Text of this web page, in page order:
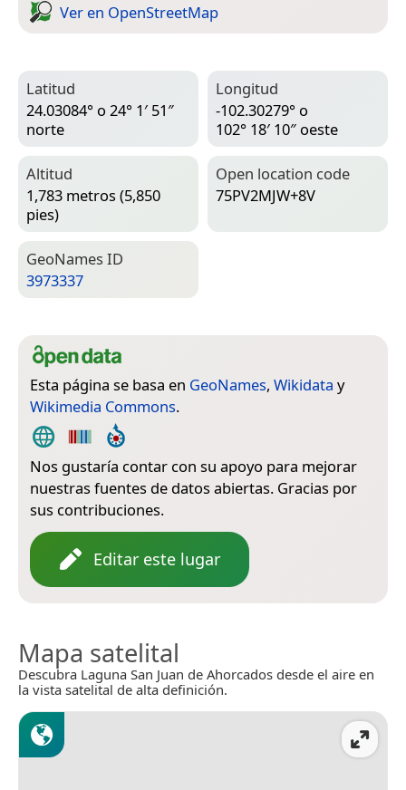
Ver en Open­Street­Map
Latitud
24.03084° o 24° 1′ 51″
norte
Longitud
-102.30279° o
102° 18′ 10″ oeste
Altitud
1,783 metros (5,850
pies)
Open location code
75PV2MJW+8V
Geo­Names ID
3973337
Esta página se basa en GeoNames, Wikidata y
Wikimedia Commons.
Nos gustaría contar con su apoyo para mejorar
nuestras fuentes de datos abiertas. Gracias por
sus contribuciones.
Editar este lugar
Mapa satelital
Descubra Laguna San Juan de Ahorcados desde el aire en
la vista satelital de alta definición.